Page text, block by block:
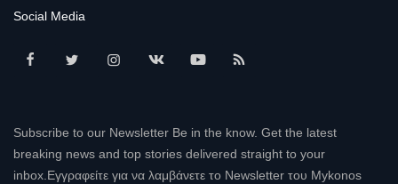
Social Media
Subscribe to our Newsletter Be in the know. Get the latest
breaking news and top stories delivered straight to your
inbox.Εγγραφείτε για να λαμβάνετε το Newsletter του Mykonos